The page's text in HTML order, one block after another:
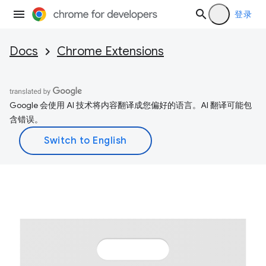
登录
Docs Chrome Extensions
Google 会使用 AI 技术将内容翻译成您偏好的语言。AI 翻译可能包
含错误。